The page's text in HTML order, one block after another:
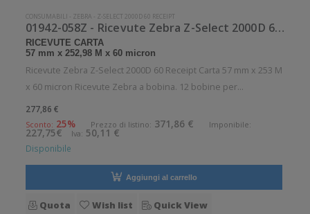
CONSUMABILI - ZEBRA - Z-SELECT 2000D 60 RECEIPT
01942-058Z - Ricevute Zebra Z-Select 2000D 60 Receipt Carta
RICEVUTE CARTA
57 mm x 252,98 M x 60 micron
Ricevute Zebra Z-Select 2000D 60 Receipt Carta 57 mm x 253 M
x 60 micron Ricevute Zebra a bobina. 12 bobine per
confezione. .Ricevute in carta. Diametro interno: 25 mm.
Diametro esterno: 150 mm. Tipo: Supporto di stampa
Confezionamento: Bobina
277,86 €
Sconto: 25% Prezzo di listino: 371,86 € Imponibile:
227,75€ Iva: 50,11 €
Disponibile
Aggiungi al carrello
Quota Wish list Quick View